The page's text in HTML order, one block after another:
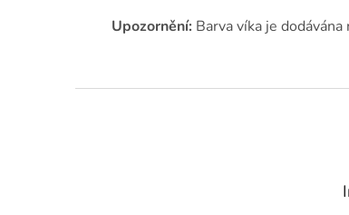
Upozornění: Barva víka je